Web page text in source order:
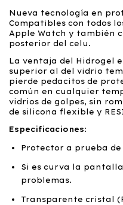
Nueva tecnología en
Compatibles con todos
Apple Watch y también
posterior del celu.
La ventaja del Hidrogel
superior al del vidrio
pierde pedacitos de
común en cualquier
vidrios de golpes, sin
de silicona flexible y
Especificaciones:
Protector a prueba
Si es curva la pantalla,
problemas.
Transparente cristal